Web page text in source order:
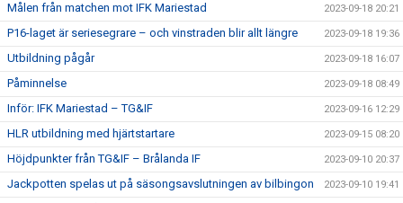
Målen från matchen mot IFK Mariestad 2023-09-18 20:21
P16-laget är seriesegrare – och vinstraden blir allt längre 2023-09-18 19:36
Utbildning pågår 2023-09-18 16:07
Påminnelse 2023-09-18 08:49
Inför: IFK Mariestad – TG&IF 2023-09-16 12:29
HLR utbildning med hjärtstartare 2023-09-15 08:20
Höjdpunkter från TG&IF – Brålanda IF 2023-09-10 20:37
Jackpotten spelas ut på säsongsavslutningen av bilbingon 2023-09-10 19:41